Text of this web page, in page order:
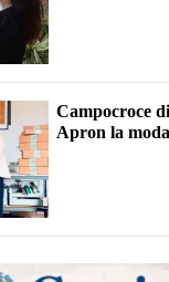
Campocroce
Apron la